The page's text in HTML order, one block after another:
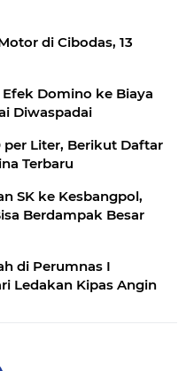
di Cibodas, 13
Domino ke Biaya
Diwaspadai
per Liter, Berikut Daftar
Terbaru
SK ke Kesbangpol,
Berdampak Besar
di Perumnas I
Karawaci Baru,Api Diduga dari Ledakan Kipas Angin